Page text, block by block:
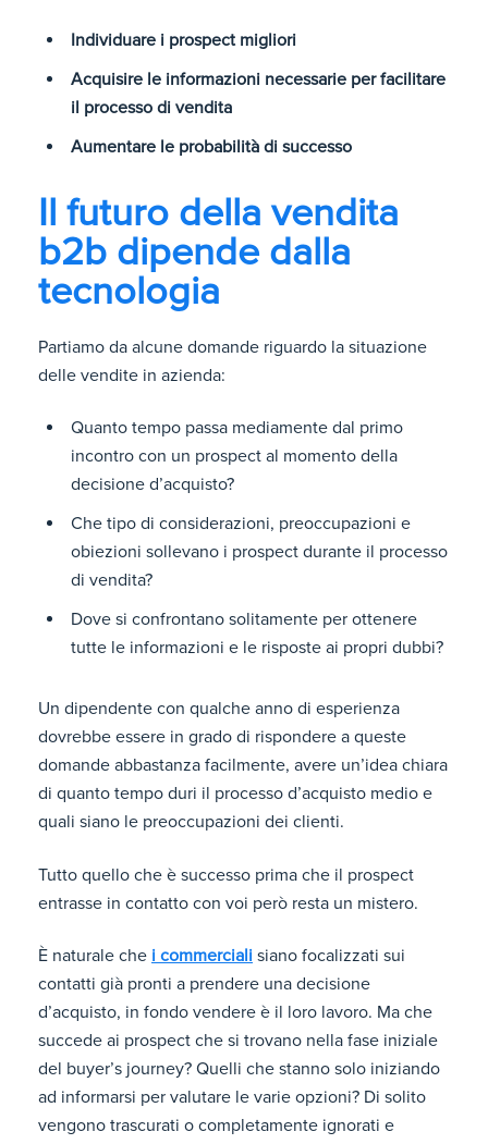
Individuare i prospect migliori
Acquisire le informazioni necessarie per facilitare
il processo di vendita
Aumentare le probabilità di successo
Il futuro della vendita
b2b dipende dalla
tecnologia
Partiamo da alcune domande riguardo la situazione
delle vendite in azienda:
Quanto tempo passa mediamente dal primo
incontro con un prospect al momento della
decisione d’acquisto?
Che tipo di considerazioni, preoccupazioni e
obiezioni sollevano i prospect durante il processo
di vendita?
Dove si confrontano solitamente per ottenere
tutte le informazioni e le risposte ai propri dubbi?
Un dipendente con qualche anno di esperienza
dovrebbe essere in grado di rispondere a queste
domande abbastanza facilmente, avere un’idea chiara
di quanto tempo duri il processo d’acquisto medio e
quali siano le preoccupazioni dei clienti.
Tutto quello che è successo prima che il prospect
entrasse in contatto con voi però resta un mistero.
È naturale che i commerciali siano focalizzati sui
contatti già pronti a prendere una decisione
d’acquisto, in fondo vendere è il loro lavoro. Ma che
succede ai prospect che si trovano nella fase iniziale
del buyer’s journey? Quelli che stanno solo iniziando
ad informarsi per valutare le varie opzioni? Di solito
vengono trascurati o completamente ignorati e